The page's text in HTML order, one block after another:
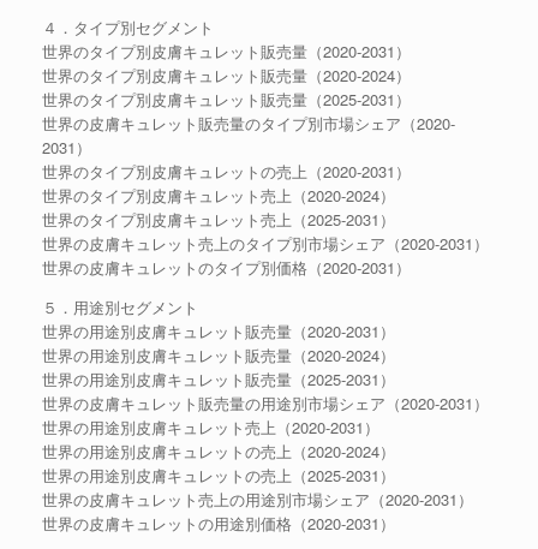
４．タイプ別セグメント
世界のタイプ別皮膚キュレット販売量（2020-2031）
世界のタイプ別皮膚キュレット販売量（2020-2024）
世界のタイプ別皮膚キュレット販売量（2025-2031）
世界の皮膚キュレット販売量のタイプ別市場シェア（2020-
2031）
世界のタイプ別皮膚キュレットの売上（2020-2031）
世界のタイプ別皮膚キュレット売上（2020-2024）
世界のタイプ別皮膚キュレット売上（2025-2031）
世界の皮膚キュレット売上のタイプ別市場シェア（2020-2031）
世界の皮膚キュレットのタイプ別価格（2020-2031）
５．用途別セグメント
世界の用途別皮膚キュレット販売量（2020-2031）
世界の用途別皮膚キュレット販売量（2020-2024）
世界の用途別皮膚キュレット販売量（2025-2031）
世界の皮膚キュレット販売量の用途別市場シェア（2020-2031）
世界の用途別皮膚キュレット売上（2020-2031）
世界の用途別皮膚キュレットの売上（2020-2024）
世界の用途別皮膚キュレットの売上（2025-2031）
世界の皮膚キュレット売上の用途別市場シェア（2020-2031）
世界の皮膚キュレットの用途別価格（2020-2031）